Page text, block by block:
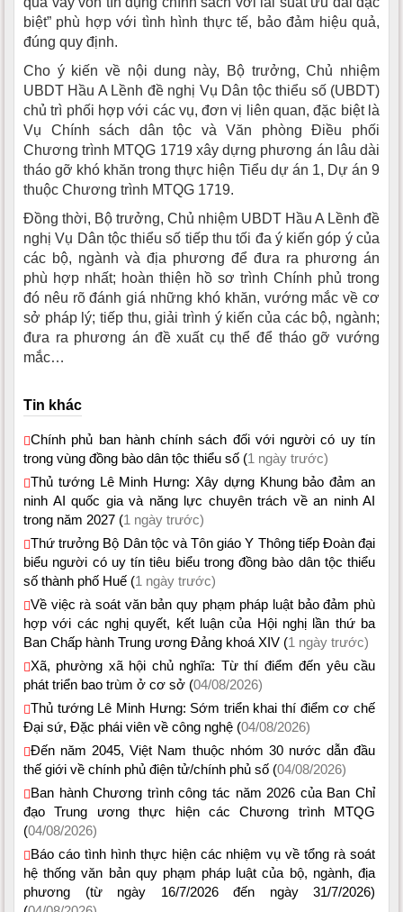
biệt” phù hợp với tình hình thực tế, bảo đảm hiệu quả,
đúng quy định.
Cho ý kiến về nội dung này, Bộ trưởng, Chủ nhiệm
UBDT Hầu A Lềnh đề nghị Vụ Dân tộc thiểu số (UBDT)
chủ trì phối hợp với các vụ, đơn vị liên quan, đặc biệt là
Vụ Chính sách dân tộc và Văn phòng Điều phối
Chương trình MTQG 1719 xây dựng phương án lâu dài
tháo gỡ khó khăn trong thực hiện Tiểu dự án 1, Dự án 9
thuộc Chương trình MTQG 1719.
Đồng thời, Bộ trưởng, Chủ nhiệm UBDT Hầu A Lềnh đề
nghị Vụ Dân tộc thiểu số tiếp thu tối đa ý kiến góp ý của
các bộ, ngành và địa phương để đưa ra phương án
phù hợp nhất; hoàn thiện hồ sơ trình Chính phủ trong
đó nêu rõ đánh giá những khó khăn, vướng mắc về cơ
sở pháp lý; tiếp thu, giải trình ý kiến của các bộ, ngành;
đưa ra phương án đề xuất cụ thể để tháo gỡ vướng
mắc…
Tin khác
Chính phủ ban hành chính sách đối với người có uy tín
trong vùng đồng bào dân tộc thiểu số (1 ngày trước)
Thủ tướng Lê Minh Hưng: Xây dựng Khung bảo đảm an
ninh AI quốc gia và năng lực chuyên trách về an ninh AI
trong năm 2027 (1 ngày trước)
Thứ trưởng Bộ Dân tộc và Tôn giáo Y Thông tiếp Đoàn đại
biểu người có uy tín tiêu biểu trong đồng bào dân tộc thiểu
số thành phố Huế (1 ngày trước)
Về việc rà soát văn bản quy phạm pháp luật bảo đảm phù
hợp với các nghị quyết, kết luận của Hội nghị lần thứ ba
Ban Chấp hành Trung ương Đảng khoá XIV (1 ngày trước)
Xã, phường xã hội chủ nghĩa: Từ thí điểm đến yêu cầu
phát triển bao trùm ở cơ sở (04/08/2026)
Thủ tướng Lê Minh Hưng: Sớm triển khai thí điểm cơ chế
Đại sứ, Đặc phái viên về công nghệ (04/08/2026)
Đến năm 2045, Việt Nam thuộc nhóm 30 nước dẫn đầu
thế giới về chính phủ điện tử/chính phủ số (04/08/2026)
Ban hành Chương trình công tác năm 2026 của Ban Chỉ
đạo Trung ương thực hiện các Chương trình MTQG
(04/08/2026)
Báo cáo tình hình thực hiện các nhiệm vụ về tổng rà soát
hệ thống văn bản quy phạm pháp luật của bộ, ngành, địa
phương (từ ngày 16/7/2026 đến ngày 31/7/2026)